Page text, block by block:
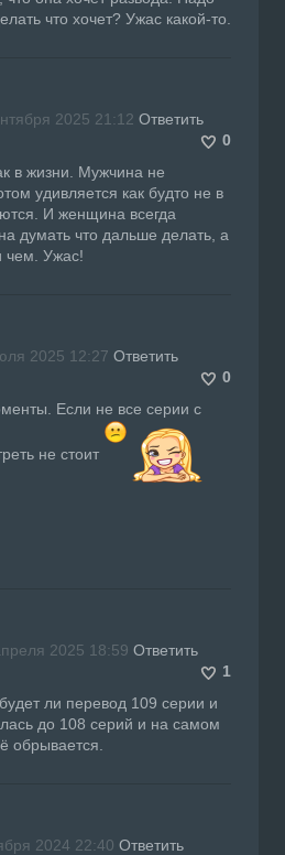
что хочет? Ужас какой-то.
2025 21:12 Ответить
0
в жизни. Мужчина не
удивляется как будто не в
И женщина всегда
думать что дальше делать, а
чем. Ужас!
2025 12:27 Ответить
0
Если не все серии с
не стоит
2025 18:59 Ответить
1
ли перевод 109 серии и
до 108 серий и на самом
обрывается.
2024 22:40 Ответить